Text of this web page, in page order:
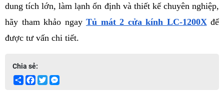
dung tích lớn, làm lạnh ổn định và thiết kế chuyên nghiệp,
hãy tham khảo ngay Tủ mát 2 cửa kính LC-1200X để
được tư vấn chi tiết.
Chia sẻ:
ShareFacebook
Twitter